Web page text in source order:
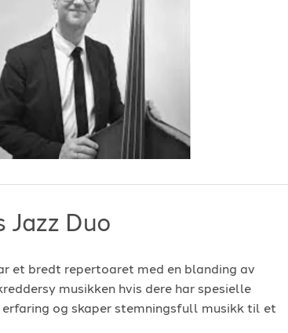
Jazz Duo
et bredt repertoaret med en blanding av
musikken hvis dere har spesielle
og skaper stemningsfull musikk til et